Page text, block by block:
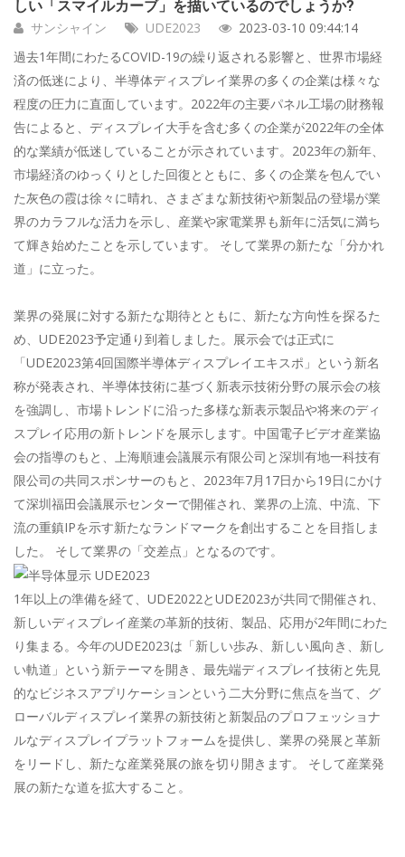
しい「スマイルカーブ」を描いているのでしょうか?
サンシャイン
UDE2023
2023-03-10 09:44:14
過去1年間にわたるCOVID-19の繰り返される影響と、世界市場経
済の低迷により、半導体ディスプレイ業界の多くの企業は様々な
程度の圧力に直面しています。2022年の主要パネル工場の財務報
告によると、ディスプレイ大手を含む多くの企業が2022年の全体
的な業績が低迷していることが示されています。2023年の新年、
市場経済のゆっくりとした回復とともに、多くの企業を包んでい
た灰色の霞は徐々に晴れ、さまざまな新技術や新製品の登場が業
界のカラフルな活力を示し、産業や家電業界も新年に活気に満ち
て輝き始めたことを示しています。 そして業界の新たな「分かれ
道」に立った。
業界の発展に対する新たな期待とともに、新たな方向性を探るた
め、UDE2023予定通り到着しました。展示会では正式に
「UDE2023第4回国際半導体ディスプレイエキスポ」という新名
称が発表され、半導体技術に基づく新表示技術分野の展示会の核
を強調し、市場トレンドに沿った多様な新表示製品や将来のディ
スプレイ応用の新トレンドを展示します。中国電子ビデオ産業協
会の指導のもと、上海順連会議展示有限公司と深圳有地一科技有
限公司の共同スポンサーのもと、2023年7月17日から19日にかけ
て深圳福田会議展示センターで開催され、業界の上流、中流、下
流の重鎮IPを示す新たなランドマークを創出することを目指しま
した。 そして業界の「交差点」となるのです。
1年以上の準備を経て、UDE2022とUDE2023が共同で開催され、
新しいディスプレイ産業の革新的技術、製品、応用が2年間にわた
り集まる。今年のUDE2023は「新しい歩み、新しい風向き、新し
い軌道」という新テーマを開き、最先端ディスプレイ技術と先見
的なビジネスアプリケーションという二大分野に焦点を当て、グ
ローバルディスプレイ業界の新技術と新製品のプロフェッショナ
ルなディスプレイプラットフォームを提供し、業界の発展と革新
をリードし、新たな産業発展の旅を切り開きます。 そして産業発
展の新たな道を拡大すること。